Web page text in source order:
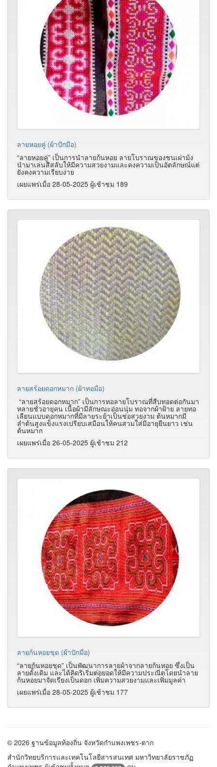
ลายหอยคู่ (ผ้าปักมือ)
“ลายหอยคู่” เป็นการนำลายก้นหอย ลายโบราณของชนเผ่าม้ง
นำมาเล่นสีสลับให้มีความสวยงามและคงความเป็นอัตลักษณ์แต่
ยังคงความเรียบง่าย
เผยแพร่เมื่อ 28-05-2025 ผู้เช้าชม 189
ลายสร้อยดอกหมาก (ผ้าทอมือ)
“ลายสร้อยดอกหมาก” เป็นการทอลายโบราณที่สืบทอดต่อกันมา
หลายชั่วอายุคน เนื้อผ้ามีลักษณะอ่อนนุ่ม ทอจากผ้าฝ้าย ลายทอ
เลียนแบบดอกหมากที่มีลายระย้าเป็นช่อสวยงาม ต้นหมากมี
ลำต้นสูงแข็งแรงเปรียบเสมือนให้คนสวมใส่มีอายุยืนยาว เช่น
ต้นหมาก
เผยแพร่เมื่อ 26-05-2025 ผู้เช้าชม 212
ลายก้นหอยชุด (ผ้าปักมือ)
“ลายก้นหอยชุด” เป็นพัฒนาการลายผ้าจากลายก้นหอย ซึ่งเป็น
ลายดั้งเดิม และได้คิดริเริ่มต่อยอดให้มีความประณีตโดยนำลาย
ก้นหอยมาจัดเรียงเป็นดอก เพิ่มความสวยงามและเพิ่มมูลค่า
เผยแพร่เมื่อ 28-05-2025 ผู้เช้าชม 177
© 2026 ฐานข้อมูลท้องถิ่น จังหวัดกำแพงเพชร-ตาก
สำนักวิทยบริการและเทคโนโลยีสารสนเทศ มหาวิทยาลัยราชภัฏ